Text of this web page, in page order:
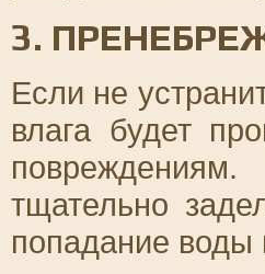
3.
Если не
влага будет
тщательно
попадание воды